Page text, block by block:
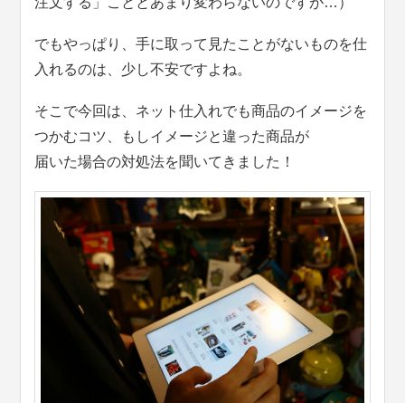
でもやっぱり、手に取って見たことがないものを仕
入れるのは、少し不安ですよね。
そこで今回は、ネット仕入れでも商品のイメージを
つかむコツ、もしイメージと違った商品が
届いた場合の対処法を聞いてきました！